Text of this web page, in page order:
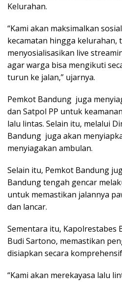
Kelurahan.
“Kami akan maksimalkan
kecamatan hingga kelurahan,
menyosialisasikan live
agar warga bisa mengikuti
turun ke jalan,” ujarnya.
Pemkot Bandung juga
dan Satpol PP untuk
lalu lintas. Selain itu, melalui
Bandung juga akan
menyiagakan ambulan.
Selain itu, Pemkot Bandung
Bandung tengah gencar
untuk memastikan jalannya
dan lancar.
Sementara itu, Kapolrestabes
Budi Sartono, memastikan
disiapkan secara
“Kami akan merekayasa lalu